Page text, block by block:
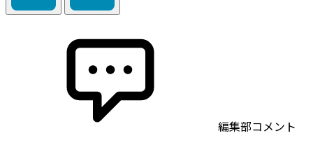
編集部コメント